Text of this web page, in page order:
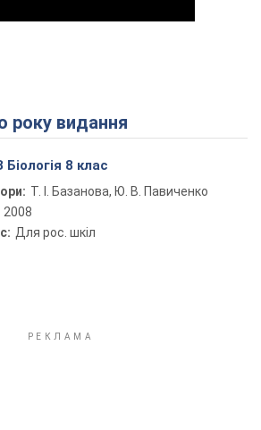
Play Video
року видання
Біологія 8 клас
Т. І. Базанова, Ю. В. Павиченко
2008
Для рос. шкіл